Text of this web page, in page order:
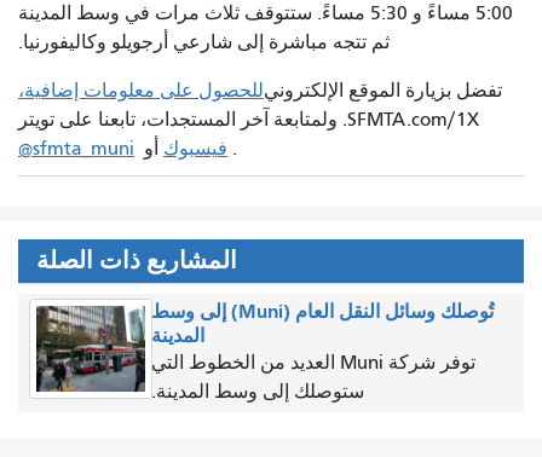
5:00 مساءً و 5:30 مساءً. ستتوقف ثلاث مرات في وسط المدينة
ثم تتجه مباشرة إلى شارعي أرجويلو وكاليفورنيا.
للحصول على معلومات إضافية،تفضل بزيارة الموقع الإلكتروني
SFMTA.com/1X. ولمتابعة آخر المستجدات، تابعنا على تويتر
@sfmta_muni أو فيسبوك .
المشاريع ذات الصلة
تُوصلك وسائل النقل العام (Muni) إلى وسط
المدينة
توفر شركة Muni العديد من الخطوط التي
ستوصلك إلى وسط المدينة.